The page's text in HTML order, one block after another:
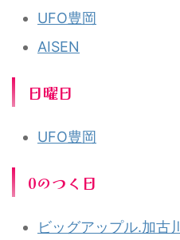
UFO豊岡
AISEN
日曜日
UFO豊岡
0のつく日
ビッグアップル.加古川